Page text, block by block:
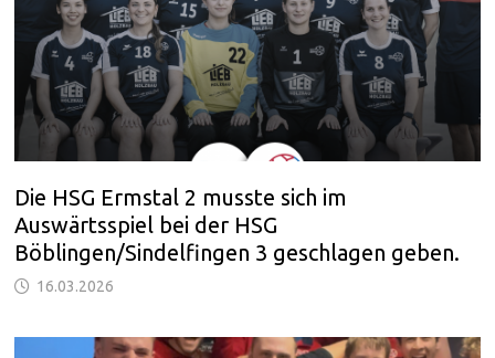
Die HSG Ermstal 2 musste sich im
Auswärtsspiel bei der HSG
Böblingen/Sindelfingen 3 geschlagen geben.
16.03.2026